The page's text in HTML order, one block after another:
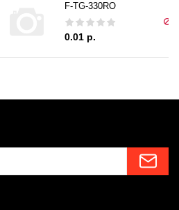
F-TG-330RO
0.01 р.